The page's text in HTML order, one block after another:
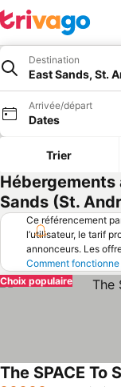
Destination
East Sands, St.
Arrivée/départ
Dates
Trier
Hébergements
Sands (St.
Ce référencement
l’utilisateur, le tarif
annonceurs. Les
Comment
Choix populaire
The SPACE